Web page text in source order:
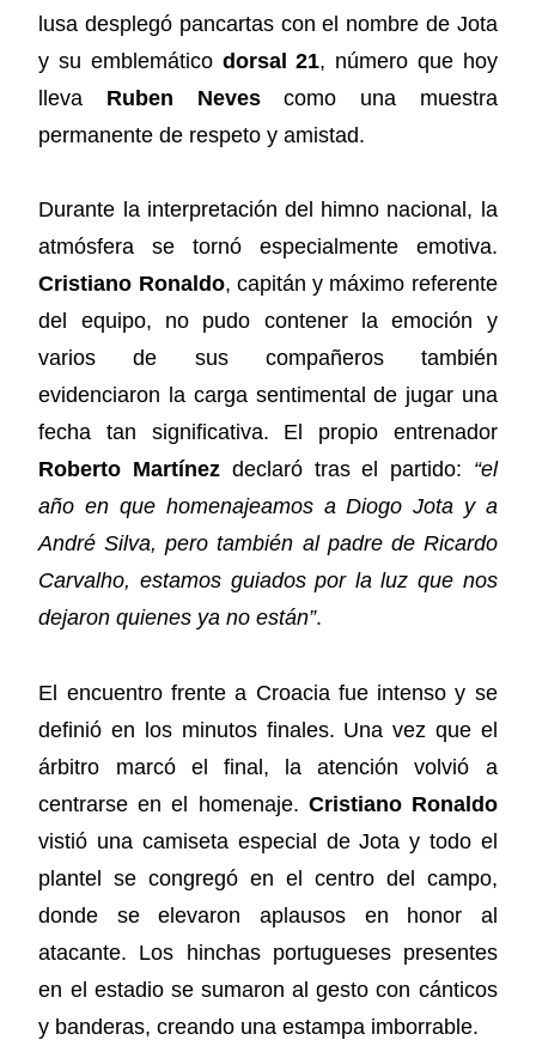
lusa desplegó pancartas con el nombre de Jota
y su emblemático dorsal 21, número que hoy
lleva Ruben Nevescomo una muestra
permanente de respeto y amistad.
Durante la interpretación del himno nacional, la
atmósfera se tornó especialmente emotiva.
Cristiano Ronaldo, capitán y máximo referente
del equipo, no pudo contener la emoción y
varios de sus compañeros también
evidenciaron la carga sentimental de jugar una
fecha tan significativa. El propio entrenador
Roberto Martínez declaró tras el partido: “el
año en que homenajeamos a Diogo Jota y a
André Silva, pero también al padre de Ricardo
Carvalho, estamos guiados por la luz que nos
dejaron quienes ya no están”.
El encuentro frente a Croacia fue intenso y se
definió en los minutos finales. Una vez que el
árbitro marcó el final, la atención volvió a
centrarse en el homenaje. Cristiano Ronaldo
vistió una camiseta especial de Jota y todo el
plantel se congregó en el centro del campo,
donde se elevaron aplausos en honor al
atacante. Los hinchas portugueses presentes
en el estadio se sumaron al gesto con cánticos
y banderas, creando una estampa imborrable.